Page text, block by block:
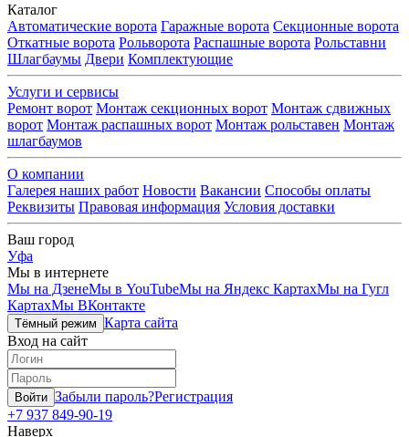
Каталог
Автоматические ворота Гаражные ворота Секционные ворота
Откатные ворота Рольворота Распашные ворота Рольставни
Шлагбаумы Двери Комплектующие
Услуги и сервисы
Ремонт ворот Монтаж секционных ворот Монтаж сдвижных
ворот Монтаж распашных ворот Монтаж рольставен Монтаж
шлагбаумов
О компании
Галерея наших работ Новости Вакансии Способы оплаты
Реквизиты Правовая информация Условия доставки
Ваш город
Уфа
Мы в интернете
Мы на ДзенеМы в YouTubeМы на Яндекс КартахМы на Гугл
КартахМы ВКонтакте
Тёмный режим Карта сайта
Вход на сайт
Войти Забыли пароль?Регистрация
+7 937 849-90-19
Наверх